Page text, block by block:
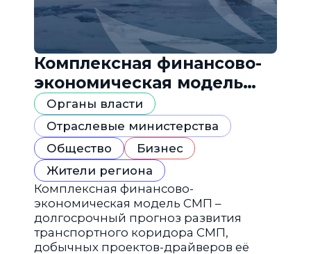
Комплексная финансово-
экономическая модель
«Северный морской путь»
Органы власти
Отраслевые министерства
Общество
Бизнес
Жители региона
Комплексная финансово-
экономическая модель СМП –
долгосрочный прогноз развития
транспортного коридора СМП,
добычных проектов-драйверов её